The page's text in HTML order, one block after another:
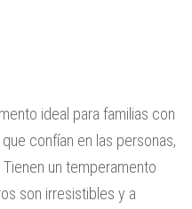
ideal para familias con
confían en las personas,
un temperamento
son irresistibles y a